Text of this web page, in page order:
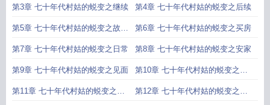
融融
第3章 七十年代村姑的蜕变之继续 第4章 七十年代村姑的蜕变之后续
第5章 七十年代村姑的蜕变之故居
否
第6章 七十年代村姑的蜕变之买房
第7章 七十年代村姑的蜕变之日常 第8章 七十年代村姑的蜕变之安家
第9章 七十年代村姑的蜕变之见面 第10章 七十年代村姑的蜕变之冷
落
第11章 七十年代村姑的蜕变之疑 第12章 七十年代村姑的蜕变之探